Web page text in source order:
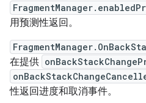
用预测性返回。
在提供
性返回进度和取消事件。